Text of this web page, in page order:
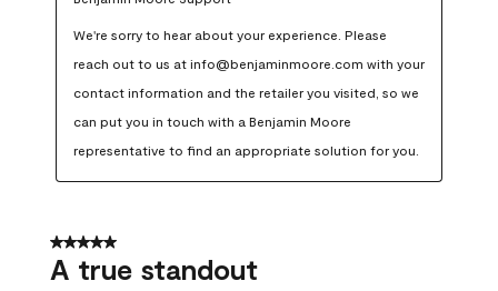
We're sorry to hear about your experience. Please
reach out to us at info@benjaminmoore.com with your
contact information and the retailer you visited, so we
can put you in touch with a Benjamin Moore
representative to find an appropriate solution for you.
5 out of 5 stars.
A true standout